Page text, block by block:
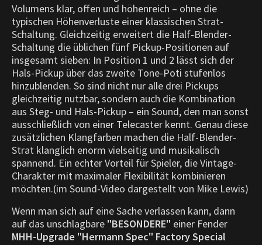
Volumens klar, offen und höhenreich – ohne die
typischen Höhenverluste einer klassischen Strat-
Schaltung. Gleichzeitig erweitert die Half-Blender-
Schaltung die üblichen fünf Pickup-Positionen auf
insgesamt sieben: In Position 1 und 2 lässt sich der
Hals-Pickup über das zweite Tone-Poti stufenlos
hinzublenden. So sind nicht nur alle drei Pickups
gleichzeitig nutzbar, sondern auch die Kombination
aus Steg- und Hals-Pickup – ein Sound, den man sonst
ausschließlich von einer Telecaster kennt. Genau diese
zusätzlichen Klangfarben machen die Half-Blender-
Strat klanglich enorm vielseitig und musikalisch
spannend. Ein echter Vorteil für Spieler, die Vintage-
Charakter mit maximaler Flexibilität kombinieren
möchten.(im Sound-Video dargestellt von Mike Lewis)
Wenn man sich auf eine Sache verlassen kann, dann
auf das unschlagbare "BESONDERE" einer Fender
MHH-Upgrade "Hermann Spec" Factory Special